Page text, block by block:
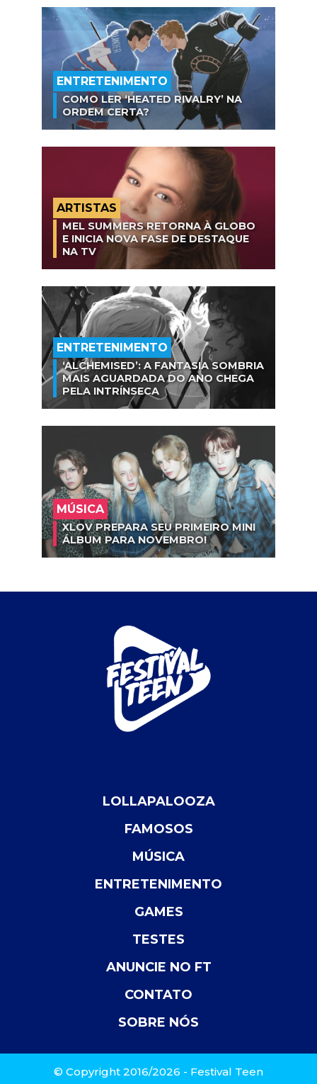
ENTRETENIMENTO
COMO LER ‘HEATED RIVALRY’ NA
ORDEM CERTA?
ARTISTAS
MEL SUMMERS RETORNA À GLOBO
E INICIA NOVA FASE DE DESTAQUE
NA TV
ENTRETENIMENTO
‘ALCHEMISED’: A FANTASIA SOMBRIA
MAIS AGUARDADA DO ANO CHEGA
PELA INTRÍNSECA
MÚSICA
XLOV PREPARA SEU PRIMEIRO MINI
ÁLBUM PARA NOVEMBRO!
LOLLAPALOOZA
FAMOSOS
MÚSICA
ENTRETENIMENTO
GAMES
TESTES
ANUNCIE NO FT
CONTATO
SOBRE NÓS
© Copyright 2016/2026 - Festival Teen